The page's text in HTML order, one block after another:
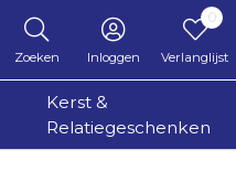
Zoeken Inloggen
0
Verlanglijst
Kerst &
Relatiegeschenken